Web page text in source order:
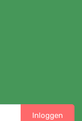
Inloggen